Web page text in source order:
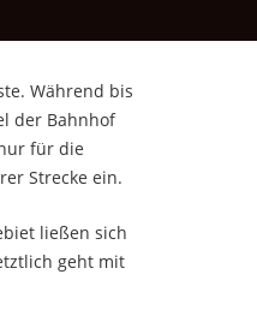
Während bis
der Bahnhof
für die
Strecke ein.
ließen sich
geht mit